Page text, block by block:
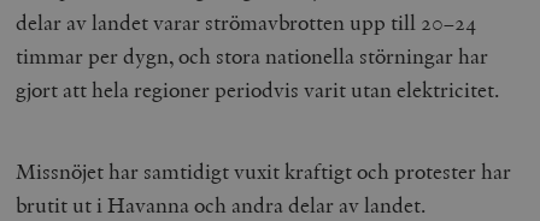
delar av landet varar strömavbrotten upp till 20–24
timmar per dygn, och stora nationella störningar har
gjort att hela regioner periodvis varit utan elektricitet.
Missnöjet har samtidigt vuxit kraftigt och protester har
brutit ut i Havanna och andra delar av landet.